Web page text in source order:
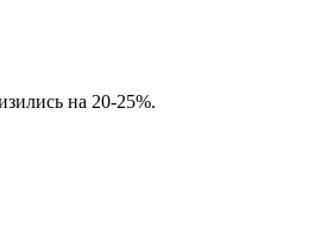
на 20-25%.